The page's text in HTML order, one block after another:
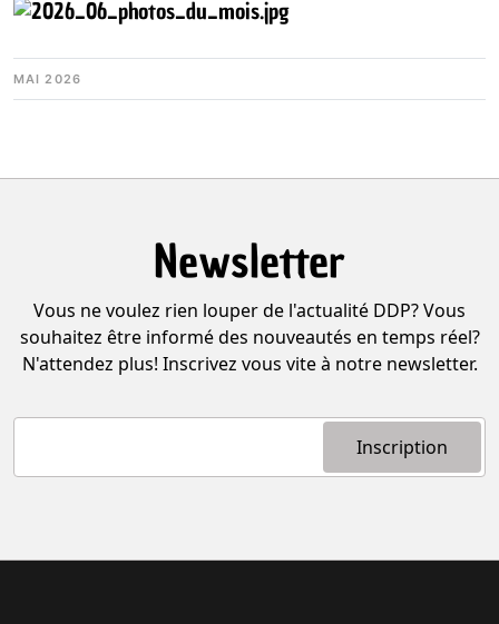
MAI 2026
Newsletter
Vous ne voulez rien louper de l'actualité DDP? Vous
souhaitez être informé des nouveautés en temps réel?
N'attendez plus! Inscrivez vous vite à notre newsletter.